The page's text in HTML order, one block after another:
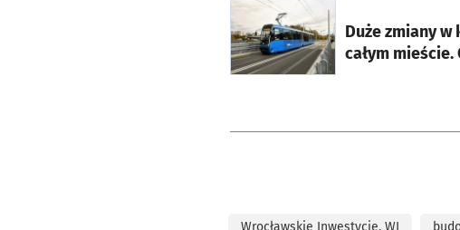
Duże zmiany
całym mieście.
otworzy się w nowej karcie